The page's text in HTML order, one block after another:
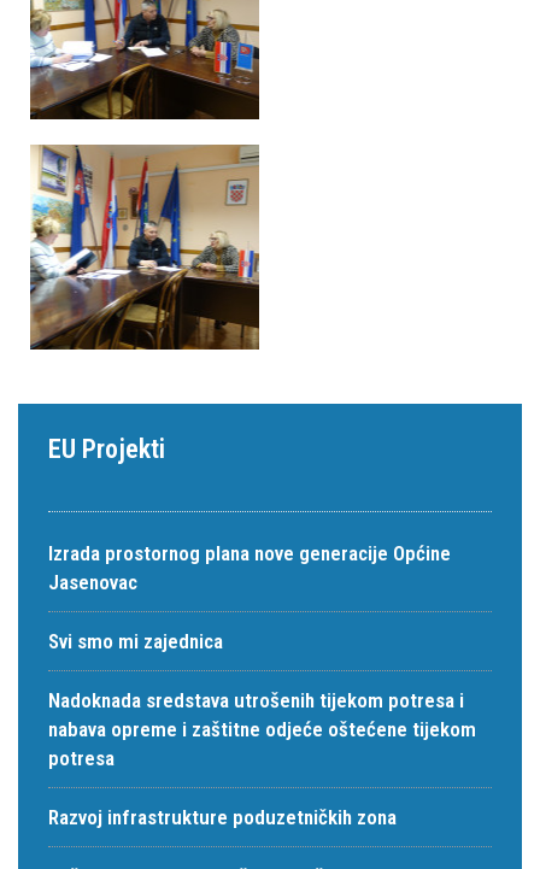
EU Projekti
Izrada prostornog plana nove generacije Općine
Jasenovac
Svi smo mi zajednica
Nadoknada sredstava utrošenih tijekom potresa i
nabava opreme i zaštitne odjeće oštećene tijekom
potresa
Razvoj infrastrukture poduzetničkih zona